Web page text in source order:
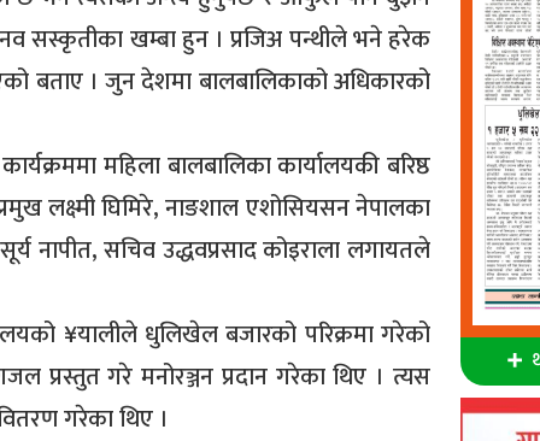
सस्कृतीका खम्बा हुन । प्रजिअ पन्थीले भने हरेक
बताए । जुन देशमा बालबालिकाको अधिकारको
महिला बालबालिका कार्यालयकी बरिष्ठ
लक्ष्मी घिमिरे, नाङशाल एशोसियसन नेपालका
नापीत, सचिव उद्धवप्रसाद कोइराला लगायतले
¥यालीले धुलिखेल बजारको परिक्रमा गरेको
प्रस्तुत गरे मनोरञ्जन प्रदान गरेका थिए । त्यस
गरेका थिए ।